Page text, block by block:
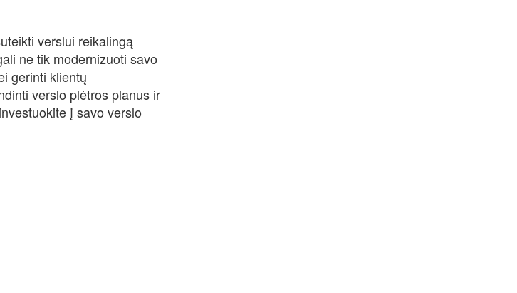
verslui reikalingą
ne tik modernizuoti savo
gerinti klientų
verslo plėtros planus ir
į savo verslo